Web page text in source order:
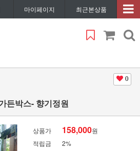
마이페이지 최근본상품
0
든박스- 향기정원
상품가 158,000원
적립금
2%